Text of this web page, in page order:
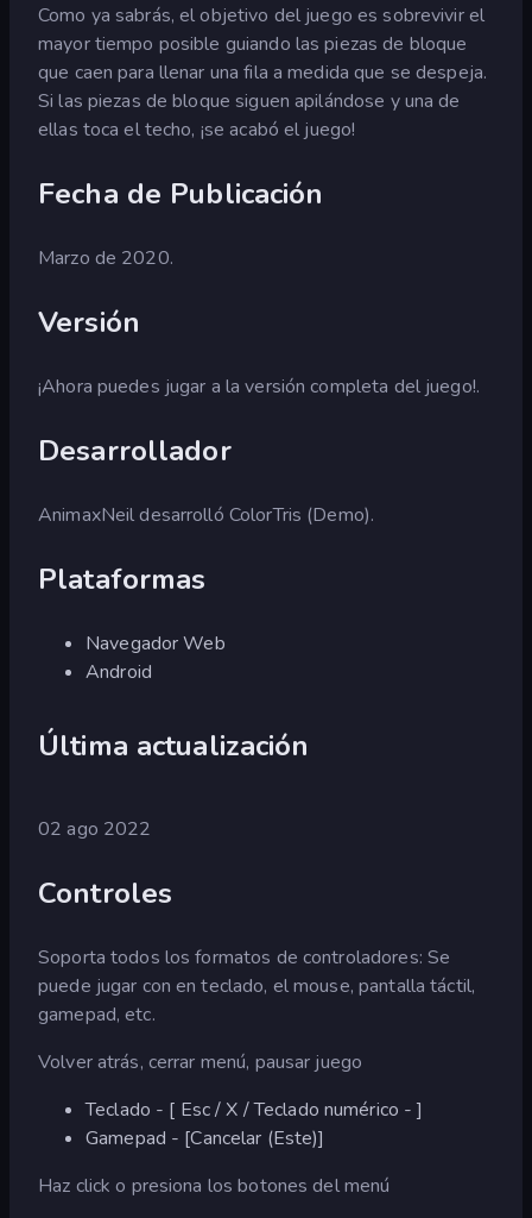
Como ya sabrás, el objetivo del juego es sobrevivir el
mayor tiempo posible guiando las piezas de bloque
que caen para llenar una fila a medida que se despeja.
Si las piezas de bloque siguen apilándose y una de
ellas toca el techo, ¡se acabó el juego!
Fecha de Publicación
Marzo de 2020.
Versión
¡Ahora puedes jugar a la versión completa del juego!.
Desarrollador
AnimaxNeil desarrolló ColorTris (Demo).
Plataformas
Navegador Web
Android
Última actualización
02 ago 2022
Controles
Soporta todos los formatos de controladores: Se
puede jugar con en teclado, el mouse, pantalla táctil,
gamepad, etc.
Volver atrás, cerrar menú, pausar juego
Teclado - [ Esc / X / Teclado numérico - ]
Gamepad - [Cancelar (Este)]
Haz click o presiona los botones del menú